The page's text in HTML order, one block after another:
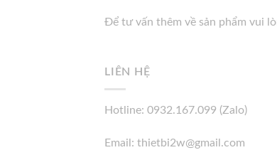
Để tư vấn thêm về sản phẩm vui
LIÊN HỆ
Hotline: 0932.167.099 (Zalo)
Email: thietbi2w@gmail.com